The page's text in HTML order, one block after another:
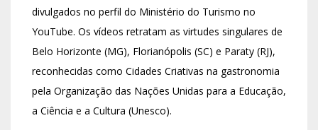
divulgados no perfil do Ministério do Turismo no
YouTube. Os vídeos retratam as virtudes singulares de
Belo Horizonte (MG), Florianópolis (SC) e Paraty (RJ),
reconhecidas como Cidades Criativas na gastronomia
pela Organização das Nações Unidas para a Educação,
a Ciência e a Cultura (Unesco).